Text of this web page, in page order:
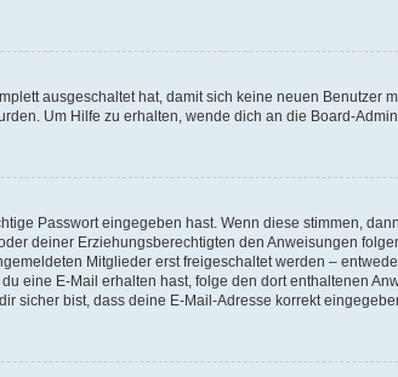
ausgeschaltet hat, damit sich keine neuen Benutzer
Um Hilfe zu erhalten, wende dich an die Board-
Passwort eingegeben hast. Wenn diese stimmen,
deiner Erziehungsberechtigten den Anweisungen
Mitglieder erst freigeschaltet werden –
eine E-Mail erhalten hast, folge den dort enthaltenen
sicher bist, dass deine E-Mail-Adresse korrekt